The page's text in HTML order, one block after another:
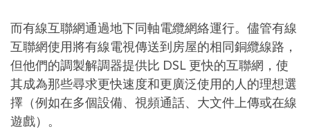
而有線互聯網通過地下同軸電纜網絡運行。儘管有線
互聯網使用將有線電視傳送到房屋的相同銅纜線路，
但他們的調製解調器提供比 DSL 更快的互聯網，使
其成為那些尋求更快速度和更廣泛使用的人的理想選
擇（例如在多個設備、視頻通話、大文件上傳或在線
遊戲）。